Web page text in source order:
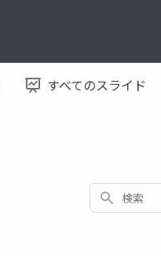
すべてのスライド
検索